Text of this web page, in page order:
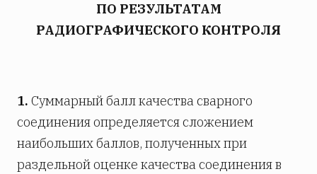
ПО РЕЗУЛЬТАТАМ
РАДИОГРАФИЧЕСКОГО КОНТРОЛЯ
1. Суммарный балл качества сварного
соединения определяется сложением
наибольших баллов, полученных при
раздельной оценке качества соединения в